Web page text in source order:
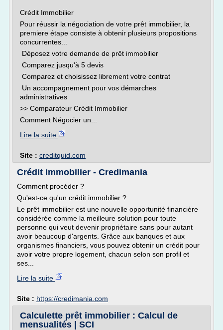
Crédit Immobilier
Pour réussir la négociation de votre prêt immobilier, la
premiere étape consiste à obtenir plusieurs propositions
concurrentes...
Déposez votre demande de prêt immobilier
Comparez jusqu'à 5 devis
Comparez et choisissez librement votre contrat
Un accompagnement pour vos démarches
administratives
>> Comparateur Crédit Immobilier
Comment Négocier un...
Lire la suite
Site : creditquid.com
Crédit immobilier - Credimania
Comment procéder ?
Qu'est-ce qu'un crédit immobilier ?
Le prêt immobilier est une nouvelle opportunité financière
considérée comme la meilleure solution pour toute
personne qui veut devenir propriétaire sans pour autant
avoir beaucoup d'argents. Grâce aux banques et aux
organismes financiers, vous pouvez obtenir un crédit pour
avoir votre propre logement, chacun selon son profil et
ses...
Lire la suite
Site : https://credimania.com
Calculette prêt immobilier : Calcul de
mensualités | SCI